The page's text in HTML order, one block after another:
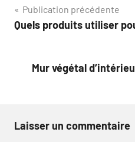
Navigation
de
Publication précédente
Quels produits utiliser
Mur végétal
Laisser un commentaire